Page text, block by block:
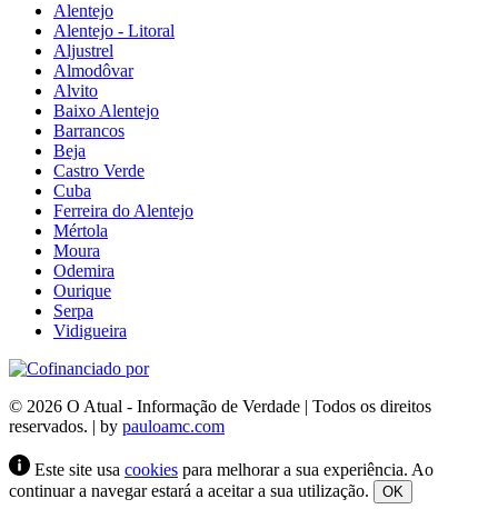
Alentejo
Alentejo - Litoral
Aljustrel
Almodôvar
Alvito
Baixo Alentejo
Barrancos
Beja
Castro Verde
Cuba
Ferreira do Alentejo
Mértola
Moura
Odemira
Ourique
Serpa
Vidigueira
© 2026 O Atual - Informação de Verdade | Todos os direitos
reservados. | by pauloamc.com
Este site usa cookies para melhorar a sua experiência. Ao
continuar a navegar estará a aceitar a sua utilização.
OK